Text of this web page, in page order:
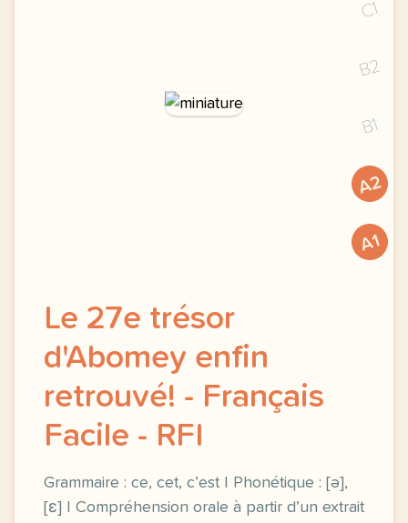
C1
B2
B1
A2
A1
Le 27e trésor
d'Abomey enfin
retrouvé! - Français
Facile - RFI
Grammaire : ce, cet, c’est | Phonétique : [ə],
[ɛ] | Compréhension orale à partir d’un extrait